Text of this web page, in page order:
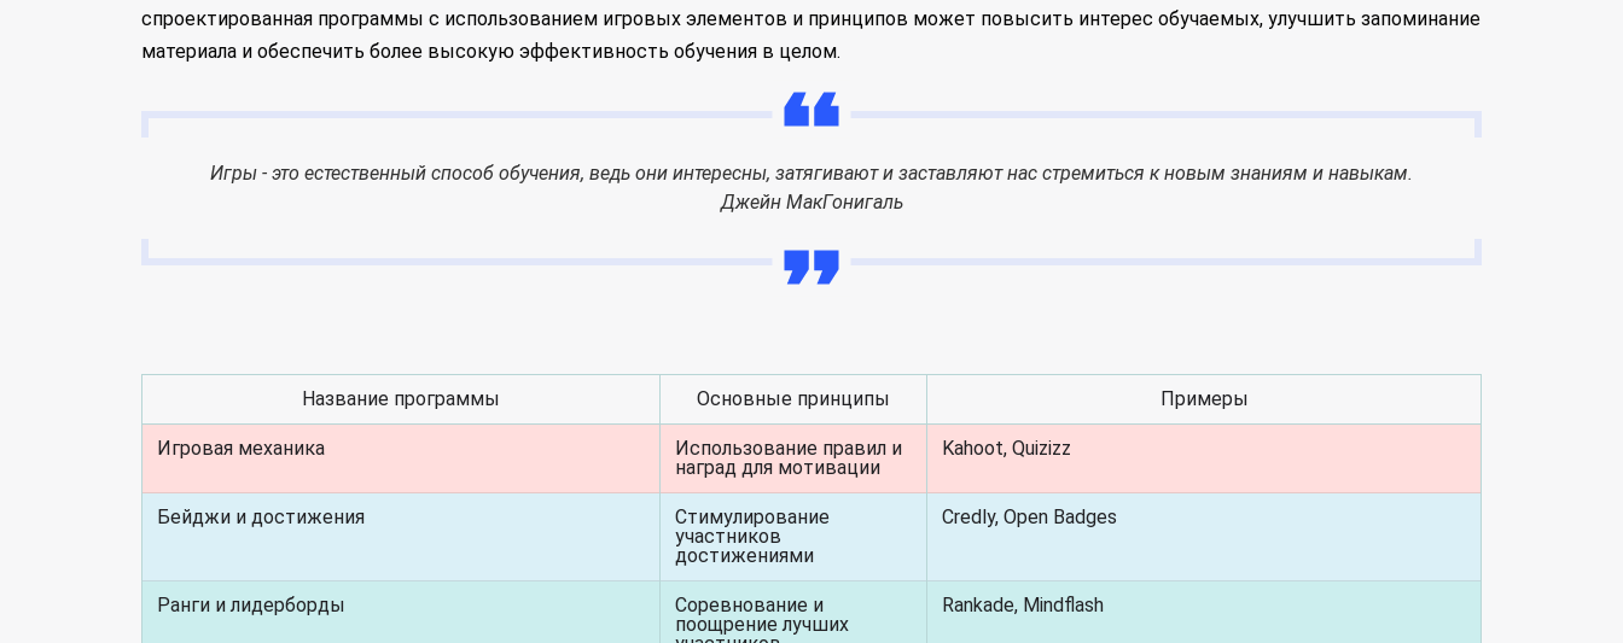
спроектированная программы с использованием игровых элементов и принципов может повысить интерес обучаемых, улучшить запоминание
материала и обеспечить более высокую эффективность обучения в целом.
Игры - это естественный способ обучения, ведь они интересны, затягивают и заставляют нас стремиться к новым знаниям и навыкам.
Джейн МакГонигаль
Название программы Основные принципы Примеры
Игровая механика
Использование правил и
наград для мотивации
Kahoot, Quizizz
Бейджи и достижения
Стимулирование
участников
достижениями
Credly, Open Badges
Ранги и лидерборды
Соревнование и
поощрение лучших
Rankade, Mindflash